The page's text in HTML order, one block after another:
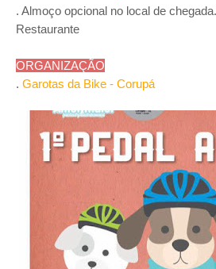
. Almoço opcional no local de
Restaurante
ORGANIZAÇÃO
. Garotas da Bike - Corupá